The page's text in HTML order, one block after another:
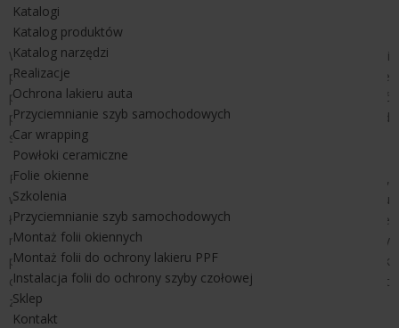
Katalogi
Katalog produktów
Katalog narzędzi
Realizacje
Ochrona lakieru auta
Przyciemnianie szyb samochodowych
Car wrapping
Powłoki ceramiczne
Folie okienne
Szkolenia
Przyciemnianie szyb samochodowych
Montaż folii okiennych
Montaż folii do ochrony lakieru PPF
Instalacja folii do ochrony szyby czołowej
Sklep
Kontakt
W ofercie naszej firmy znajduje się również usługa aplikacji
powłok ceramicznych na samochód. Powłoki ceramiczne
posiadają różne parametry techniczne, dzięki którym żywotność
powłok na zastosowanej powierzchni znacząco będzie się od
siebie różnić.
Powłoki ceramiczne na lakier auta mocno podbijają jego głębię,
wybłyszczają i nadają wysoką hydrofobowość dzięki czemu
łatwiej możemy auto utrzymać w czystości. Mogą być stosowane
na różne elementy samochodu jak lakier, felgi, elementy
plastikowe i szklane - szyby. Przewidywany czas aplikacji powłok
ceramicznych wynosi około kilku do kilkunastu godzin. Jest
zdecydowanie krótszy od aplikacji folii ochronnych.